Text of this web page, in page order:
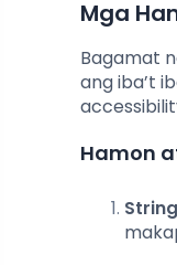
Mga
Bagamat
ang iba’t
Hamon